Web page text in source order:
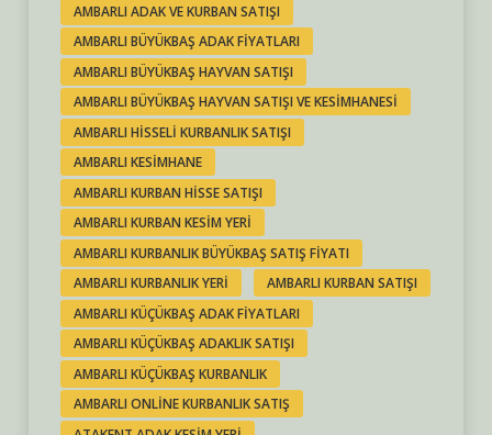
AMBARLI ADAK VE KURBAN SATIŞI
AMBARLI BÜYÜKBAŞ ADAK FIYATLARI
AMBARLI BÜYÜKBAŞ HAYVAN SATIŞI
AMBARLI BÜYÜKBAŞ HAYVAN SATIŞI VE KESIMHANESI
AMBARLI HISSELI KURBANLIK SATIŞI
AMBARLI KESIMHANE
AMBARLI KURBAN HISSE SATIŞI
AMBARLI KURBAN KESIM YERI
AMBARLI KURBANLIK BÜYÜKBAŞ SATIŞ FIYATI
AMBARLI KURBANLIK YERI
AMBARLI KURBAN SATIŞI
AMBARLI KÜÇÜKBAŞ ADAK FIYATLARI
AMBARLI KÜÇÜKBAŞ ADAKLIK SATIŞI
AMBARLI KÜÇÜKBAŞ KURBANLIK
AMBARLI ONLINE KURBANLIK SATIŞ